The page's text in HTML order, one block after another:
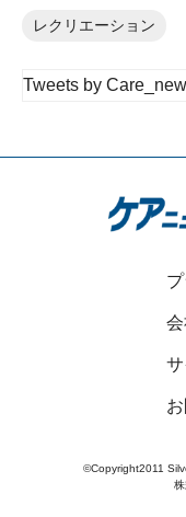
レクリエーション
Tweets by
©Copyright2011